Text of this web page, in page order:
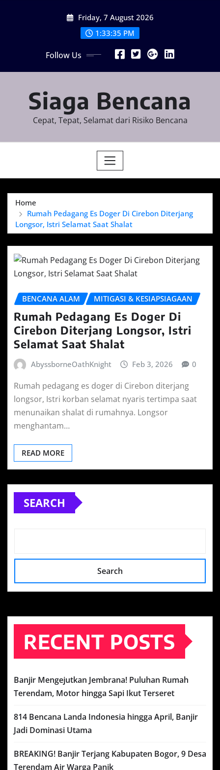
Friday, 7 August 2026
1:33:35 PM
Follow Us
Siaga Bencana
Cepat, Tepat, Selamat dari Risiko Bencana
Home
Rumah Pedagang Es Doger Di Cirebon Diterjang
Longsor, Istri Selamat Saat Shalat
BENCANA ALAM MITIGASI & KESIAPSIAGAAN
Rumah Pedagang Es Doger Di
Cirebon Diterjang Longsor, Istri
Selamat Saat Shalat
AbyssborneOathKnight Feb 3, 2026 0
Rumah pedagang es doger di Cirebon diterjang
longsor, Istri korban selamat nyaris tertimpa saat
menunaikan shalat di rumahnya. Longsor
menghantam…
READ MORE
SEARCH
Search
RECENT POSTS
Banjir Mengejutkan Jembrana! Puluhan Rumah
Terendam, Motor hingga Sapi Ikut Terseret
814 Bencana Landa Indonesia hingga April, Banjir
Jadi Dominasi Utama
BREAKING! Banjir Terjang Kabupaten Bogor, 9 Desa
Terendam Air Warga Panik